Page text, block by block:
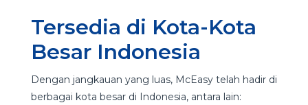
Tersedia di Kota-Kota
Besar Indonesia
Dengan jangkauan yang luas, McEasy telah hadir di
berbagai kota besar di Indonesia, antara lain: